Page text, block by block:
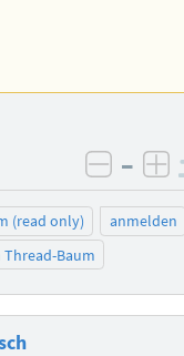
–
(read only)
anmelden
Thread-Baum